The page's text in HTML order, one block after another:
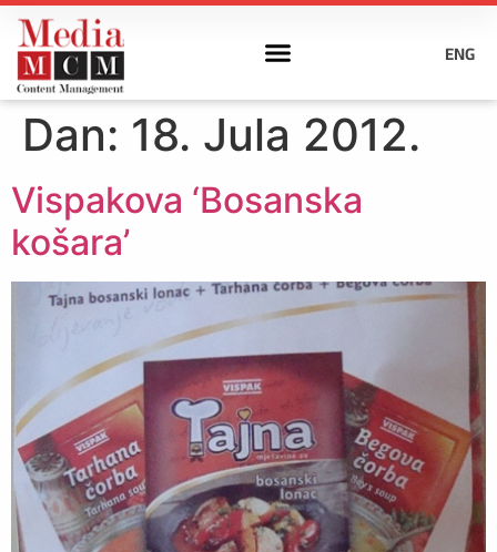
ENG
Dan: 18. Jula 2012.
Vispakova ‘Bosanska
košara’